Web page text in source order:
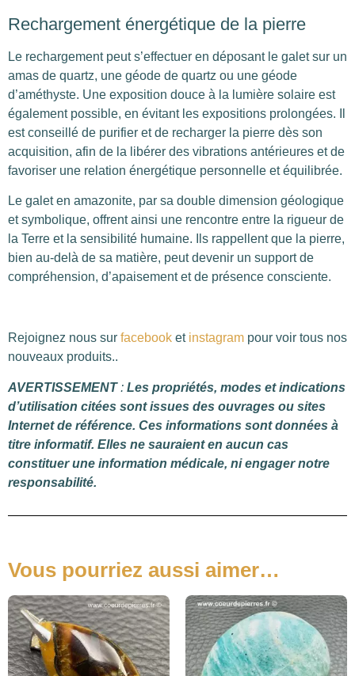
Rechargement énergétique de la pierre
Le rechargement peut s’effectuer en déposant le galet sur un
amas de quartz, une géode de quartz ou une géode
d’améthyste. Une exposition douce à la lumière solaire est
également possible, en évitant les expositions prolongées. Il
est conseillé de purifier et de recharger la pierre dès son
acquisition, afin de la libérer des vibrations antérieures et de
favoriser une relation énergétique personnelle et équilibrée.
Le galet en amazonite, par sa double dimension géologique
et symbolique, offrent ainsi une rencontre entre la rigueur de
la Terre et la sensibilité humaine. Ils rappellent que la pierre,
bien au-delà de sa matière, peut devenir un support de
compréhension, d’apaisement et de présence consciente.
Rejoignez nous sur facebook et instagram pour voir tous nos
nouveaux produits..
AVERTISSEMENT: Les propriétés, modes et indications
d’utilisation citées sont issues des ouvrages ou sites
Internet de référence. Ces informations sont données à
titre informatif. Elles ne sauraient en aucun cas
constituer une information médicale, ni engager notre
responsabilité.
Vous pourriez aussi aimer…